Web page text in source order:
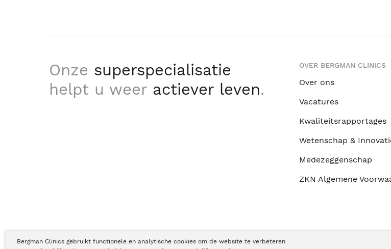
Bergman Clinics gebruikt functionele en analytische cookies om de website te verbeteren
Onze superspecialisatie
helpt u weer actiever leven.
OVER BERGMAN CLINICS
Over ons
Vacatures
Kwaliteitsrapportages
Wetenschap &
Medezeggenschap
ZKN Algemene